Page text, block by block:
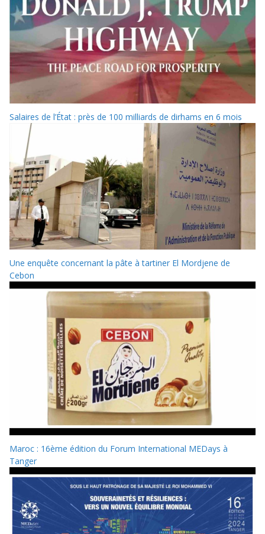
Salaires de l’État : près de 100 milliards de dirhams en 6 mois
Une enquête concernant la pâte à tartiner El Mordjene de
Cebon
Maroc : 16ème édition du Forum International MEDays à
Tanger